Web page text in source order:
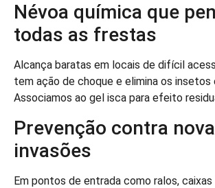
Névoa química que
todas as frestas
Alcança baratas em locais de difícil
tem ação de choque e elimina os insetos
Associamos ao gel isca para efeito
Prevenção contra
invasões
Em pontos de entrada como ralos,